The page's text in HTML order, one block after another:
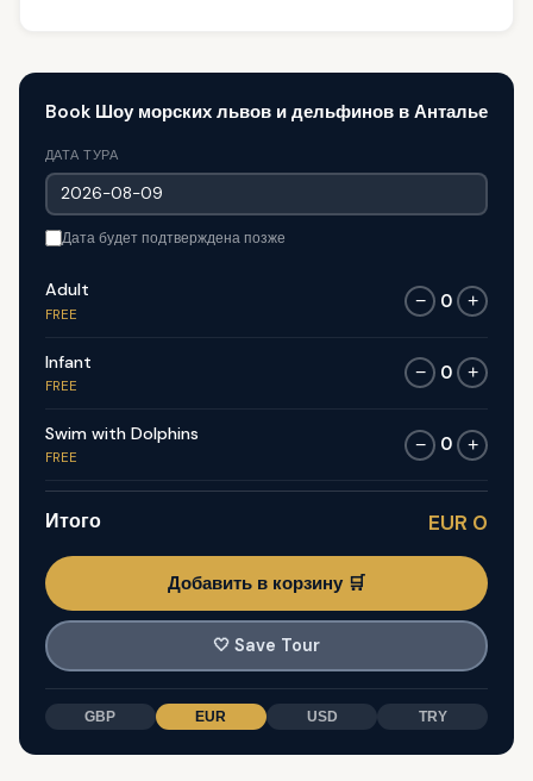
Book Шоу морских львов и дельфинов в Анталье
ДАТА ТУРА
Дата будет подтверждена позже
Adult
FREE
− 0 +
Infant
FREE
− 0 +
Swim with Dolphins
FREE
− 0 +
Итого EUR 0
Добавить в корзину 🛒
🤍 Save Tour
GBP EUR USD TRY